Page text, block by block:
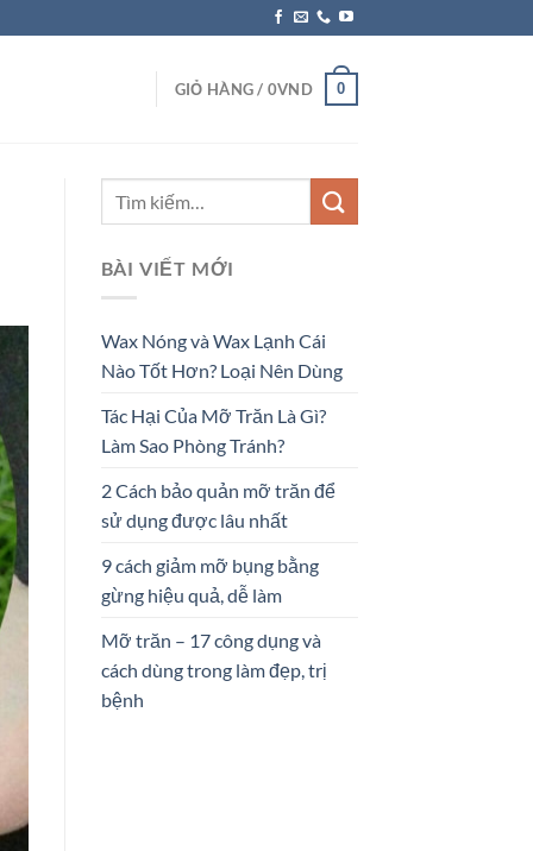
GIỎ HÀNG / 0VND 0
BÀI VIẾT MỚI
Wax Nóng và Wax Lạnh Cái
Nào Tốt Hơn? Loại Nên Dùng
Tác Hại Của Mỡ Trăn Là Gì?
Làm Sao Phòng Tránh?
2 Cách bảo quản mỡ trăn để
sử dụng được lâu nhất
9 cách giảm mỡ bụng bằng
gừng hiệu quả, dễ làm
Mỡ trăn – 17 công dụng và
cách dùng trong làm đẹp, trị
bệnh